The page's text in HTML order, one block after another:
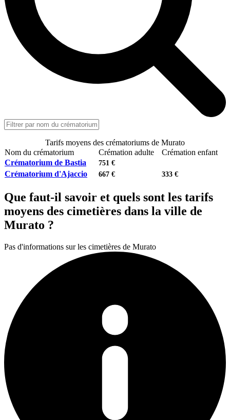
Tarifs moyens des crématoriums de Murato
Nom du crématorium
Crémation adulte
Crémation enfant
Crématorium de Bastia
751 €
Crématorium d'Ajaccio 667 € 333 €
Que faut-il savoir et quels sont les tarifs
moyens des cimetières dans la ville de
Murato ?
Pas d'informations sur les cimetières de Murato